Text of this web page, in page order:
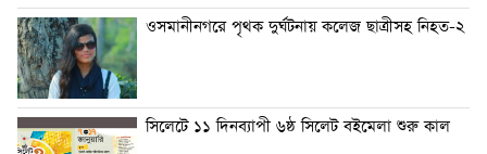
ওসমানীনগরে পৃথক দুর্ঘটনায় কলেজ ছাত্রীসহ নিহত-২
সিলেটে ১১ দিনব্যাপী ৬ষ্ঠ সিলেট বইমেলা শুরু কাল